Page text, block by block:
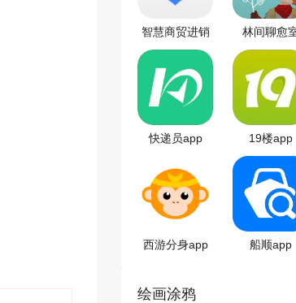
智慧商贸进销
存app
林间聊愈
app
快递员app 19楼app
西游分身app 船顺app
绘画涂鸦